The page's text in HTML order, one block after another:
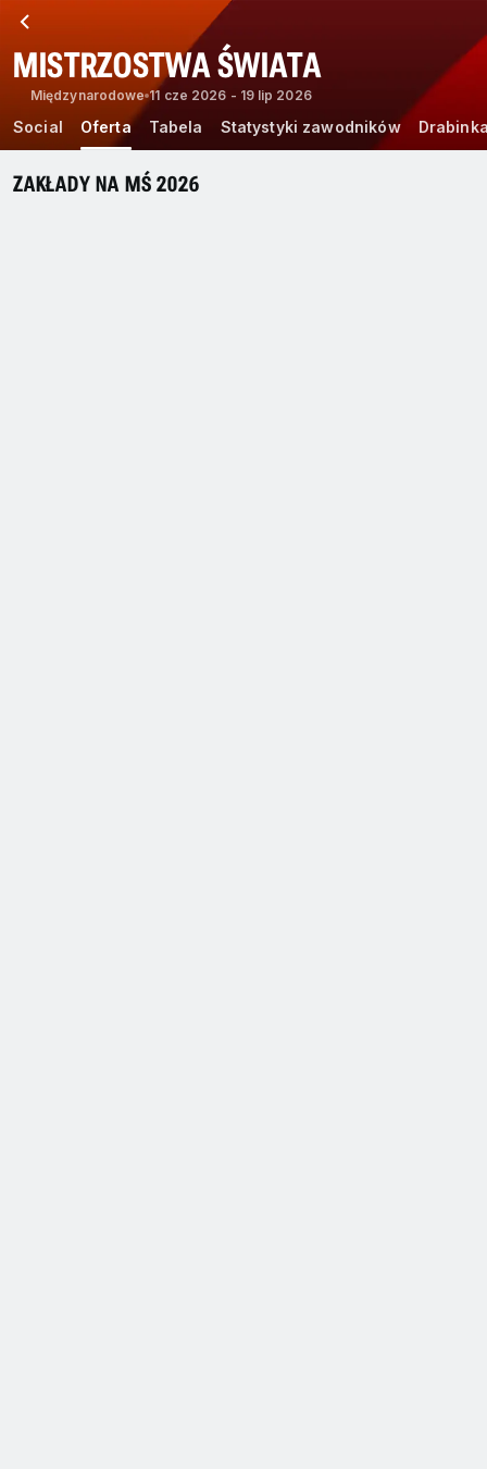
MISTRZOSTWA ŚWIATA
Międzynarodowe 11 cze 2026 - 19 lip 2026
Social Oferta Tabela Statystyki zawodników
ZAKŁADY NA MŚ 2026